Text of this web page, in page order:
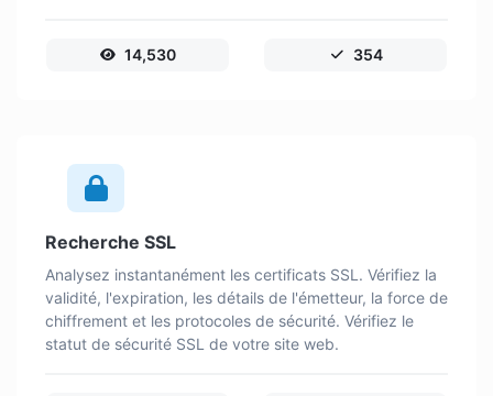
14,530 354
Recherche SSL
Analysez instantanément les certificats SSL. Vérifiez la
validité, l'expiration, les détails de l'émetteur, la force de
chiffrement et les protocoles de sécurité. Vérifiez le
statut de sécurité SSL de votre site web.